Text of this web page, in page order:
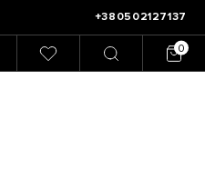
+380502127137